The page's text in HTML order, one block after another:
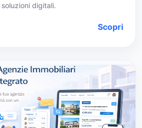
digitali.
Scopri